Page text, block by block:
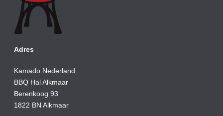
Adres
Kamado Nederland
BBQ Hal Alkmaar
Berenkoog 93
1822 BN Alkmaar